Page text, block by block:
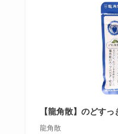
【龍角散】のどすっ
龍角散